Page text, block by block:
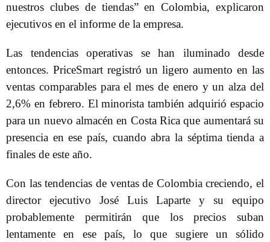
nuestros clubes de tiendas” en Colombia, explicaron
ejecutivos en el informe de la empresa.
Las tendencias operativas se han iluminado desde
entonces. PriceSmart registró un ligero aumento en las
ventas comparables para el mes de enero y un alza del
2,6% en febrero. El minorista también adquirió espacio
para un nuevo almacén en Costa Rica que aumentará su
presencia en ese país, cuando abra la séptima tienda a
finales de este año.
Con las tendencias de ventas de Colombia creciendo, el
director ejecutivo José Luis Laparte y su equipo
probablemente permitirán que los precios suban
lentamente en ese país, lo que sugiere un sólido